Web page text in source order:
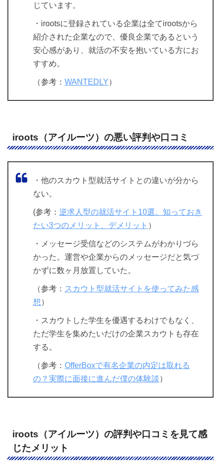
じています。
・irootsに登録されている企業は全てirootsから
紹介された企業なので、優良企業であるという
安心感があり、就活の不安を抱いている方にお
すすめ。
（参考： WANTEDLY）
iroots（アイルーツ）の悪い評判や口コミ
・他のスカウト型就活サイトとの違いが分から
ない。
(参考： 逆求人型の就活サイト10選。知っておき
たい3つのメリット、デメリット ）
・メッセージ受信などのシステムがわかりづら
かった。運営や企業からのメッセージだと気づ
かずに数ヶ月放置していた。
（参考： スカウト型就活サイトを使ってみた感
想）
・スカウトした学生を優遇するわけでもなく、
ただ学生を集めたいだけの企業スカウトも存在
する。
（参考： OfferBoxで有名企業の内定は取れる
の？実際に面接に進んだ僕の体験談）
iroots（アイルーツ）の評判や口コミを見て感
じたメリット